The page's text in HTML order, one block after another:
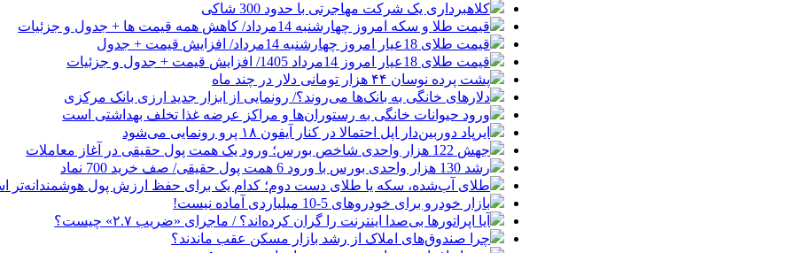
کلاهبرداری یک شرکت مهاجرتی با حدود 300 شاکی
قیمت طلا و سکه امروز چهارشنبه 14مرداد/ کاهش همه قیمت ها + جدول و جزئیات
قیمت طلای 18عیار امروز چهارشنبه 14مرداد/ افزایش قیمت + جدول
قیمت طلای 18عیار امروز 14مرداد 1405/ افزایش قیمت + جدول و جزئیات
پشت پرده نوسان ۴۴ هزار تومانی دلار در چند ماه
دلارهای خانگی به بانک‌ها می‌روند؟/ رونمایی از ابزار جدید ارزی بانک مرکزی
ورود حیوانات خانگی به رستوران‌ها و مراکز عرضه غذا تخلف بهداشتی است
ایرپاد دوربین‌دار اپل احتمالا در کنار آیفون ۱۸ پرو رونمایی می‌شود
جهش 122 هزار واحدی شاخص بورس؛ ورود یک همت پول حقیقی در آغاز معاملات
رشد 130 هزار واحدی بورس با ورود 6 همت پول حقیقی/ صف خرید 700 نماد
طلای آب‌شده، سکه یا طلای دست دوم؛ کدام یک برای حفظ ارزش پول هوشمندانه‌تر
بازار خودرو برای خودروهای 5-10 میلیاردی آماده نیست!
آیا اپراتورها بی‌صدا اینترنت را گران کرده‌اند؟ / ماجرای «ضریب ۲.۷» چیست؟
چرا صندوق‌های املاک از رشد بازار مسکن عقب ماندند؟